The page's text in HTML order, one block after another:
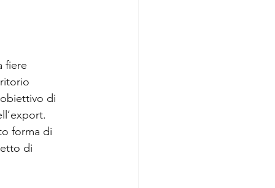
fiere
di
forma di
di